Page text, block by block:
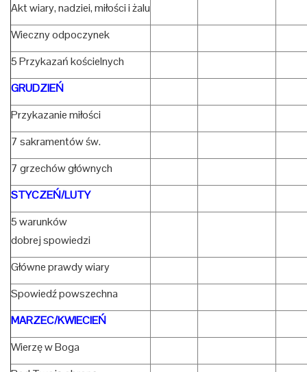
Akt wiary, nadziei, miłości i żalu
Wieczny odpoczynek
5 Przykazań kościelnych
GRUDZIEŃ
Przykazanie miłości
7 sakramentów św.
7 grzechów głównych
STYCZEŃ/LUTY
5 warunków
dobrej spowiedzi
Główne prawdy wiary
Spowiedź powszechna
MARZEC/KWIECIEŃ
Wierzę w Boga